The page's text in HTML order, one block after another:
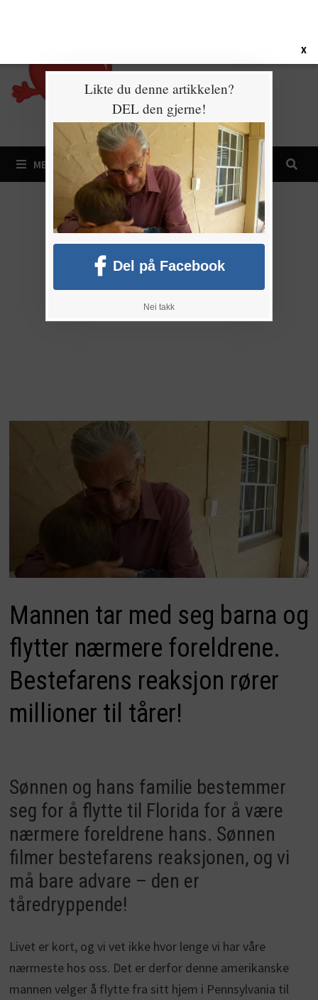
MENY
Mannen tar med seg barna og
flytter nærmere foreldrene.
Bestefarens reaksjon rører
millioner til tårer!
Sønnen og hans familie bestemmer
seg for å flytte til Florida for å være
nærmere foreldrene hans. Sønnen
filmer bestefarens reaksjonen, og vi
må bare advare – den er
tåredryppende!
Livet er kort, og vi vet ikke hvor lenge vi har våre
nærmeste hos oss. Det er derfor denne amerikanske
mannen velger å flytte fra sitt hjem i Pennsylvania til
X
Likte du denne artikkelen?
DEL den gjerne!
Del på Facebook
Nei takk